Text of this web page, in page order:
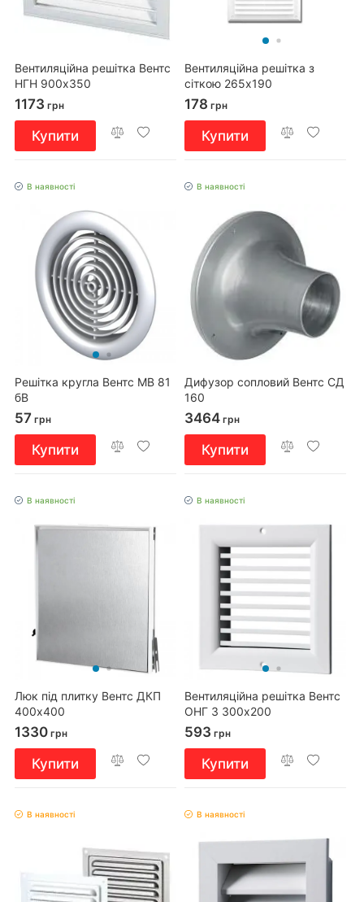
Вентиляційна решітка Вентс
НГН 900х350
1173 грн
Купити
Вентиляційна решітка з
сіткою 265x190
178 грн
Купити
В наявності
Решітка кругла Вентс МВ 81
бВ
57 грн
Купити
В наявності
Дифузор сопловий Вентс СД
160
3464 грн
Купити
В наявності
Люк під плитку Вентс ДКП
400х400
1330 грн
Купити
В наявності
Вентиляційна решітка Вентс
ОНГ 3 300х200
593 грн
Купити
В наявності В наявності